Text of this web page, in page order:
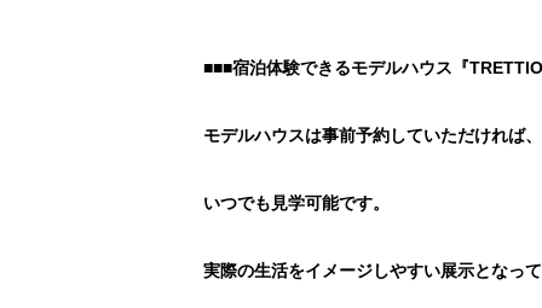
■■■宿泊体験できるモデルハウス『
モデルハウスは事前予約していただければ、
いつでも見学可能です。
実際の生活をイメージしやすい展示となっ